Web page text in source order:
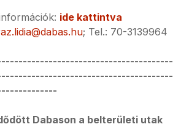
ide kattintva
; Tel.: 70-3139964
Dabason a belterületi utak